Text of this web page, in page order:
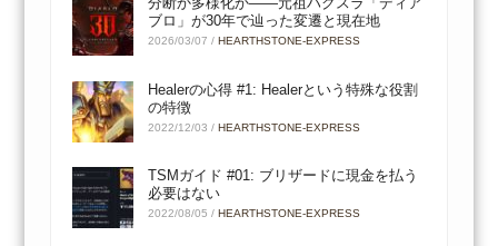
ブロ」が30年で辿った変遷と現在地
2026/03/07 /HEARTHSTONE-EXPRESS
Healerの心得 #1: Healerという特殊な役割
の特徴
2022/12/03 /HEARTHSTONE-EXPRESS
TSMガイド #01: ブリザードに現金を払う
必要はない
2022/08/05 /HEARTHSTONE-EXPRESS